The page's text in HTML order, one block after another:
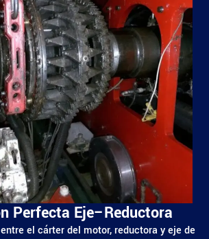
Perfecta Eje–Reductora
el cárter del motor, reductora y eje de